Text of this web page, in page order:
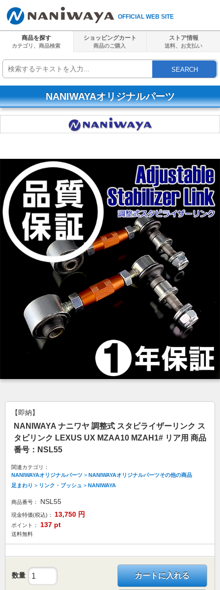
OFFICIAL WEB SITE
商品を探す
カテゴリ、商品検索
ショッピングカート
商品のご購入
ストア情報
送料、 お支払い
SEARCH
NANIWAYAオリジナルパーツ
【即納】
NANIWAYA ナニワヤ 調整式 スタビライザーリンク ス
タビリンク LEXUS UX MZAA10 MZAH1# リア用 商品
番号：NSL55
関連カテゴリ：
NANIWAYAオリジナルパーツ > NANIWAYAオリジナルパーツその他の商品
足まわり > リンク・ブッシュ > NANIWAYA
商品番号： NSL55
現金特価(税込)： 13,750 円
ポイント： 137 pt
送料無料
数量 カートに入れる